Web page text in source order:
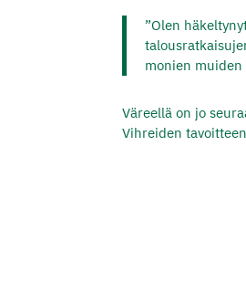
”Olen
monien muiden
Väreellä on jo
Vihreiden